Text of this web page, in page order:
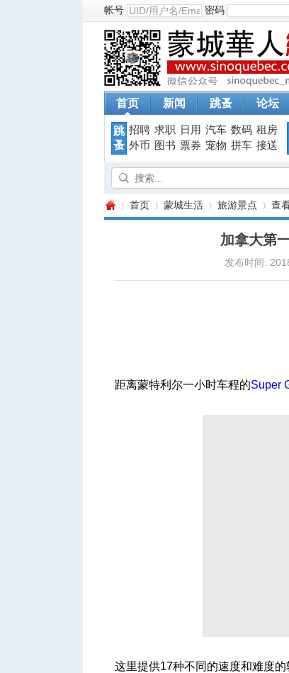
帐号 密码
首页 新闻 跳蚤 论坛
跳
蚤
招聘 求职 日用 汽车 数码 租房
外币
图书 票券 宠物 拼车 接送
首页 蒙城生活 旅游景点
›
查
加拿大第
发布时间:
距离蒙特利尔一小时车程的Super
这里提供17种不同的速度和难度